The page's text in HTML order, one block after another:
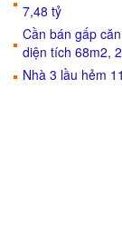
7,48 tỷ
Cần bán gấp
diện tích 68m2,
Nhà 3 lầu hẻm